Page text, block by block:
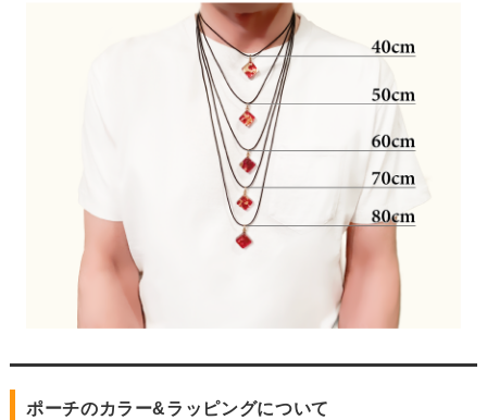
ポーチのカラー&ラッピングについて